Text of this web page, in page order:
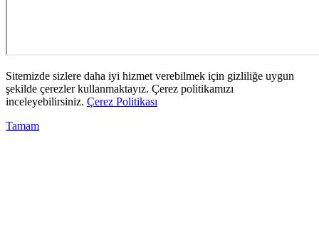
Sitemizde sizlere daha iyi hizmet verebilmek için gizliliğe uygun
şekilde çerezler kullanmaktayız. Çerez politikamızı
inceleyebilirsiniz. Çerez Politikası
Tamam